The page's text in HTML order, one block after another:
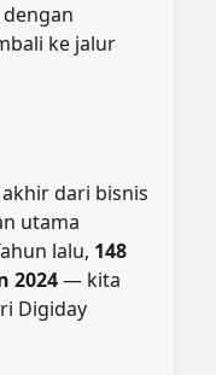
ke jalur
dari bisnis
utama
lalu, 148
2024— kita
Digiday